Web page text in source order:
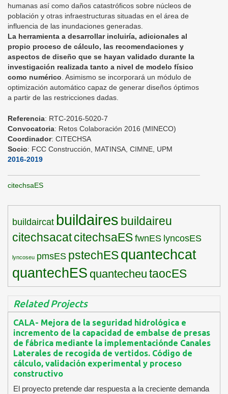
humanas así como daños catastróficos sobre núcleos de
población y otras infraestructuras situadas en el área de
influencia de las inundaciones generadas.
La herramienta a desarrollar incluiría, adicionales al
propio proceso de cálculo, las recomendaciones y
aspectos de diseño que se hayan validado durante la
investigación realizada tanto a nivel de modelo físico
como numérico . Asimismo se incorporará un módulo de
optimización automático capaz de generar diseños óptimos
a partir de las restricciones dadas.
Referencia: RTC-2016-5020-7
Convocatoria: Retos Colaboración 2016 (MINECO)
Coordinador: CITECHSA
Socio: FCC Construcción, MATINSA, CIMNE, UPM
2016-2019
citechsaES
buildaircat buildaires buildaireu
citechsacatcitechsaES fwnES lyncosES
lyncoseu pmsES pstechESquantechcat
quantechES quantecheu taocES
Related Projects
CALA- Mejora de la seguridad hidrológica e
incremento de la capacidad de embalse de presas
de fábrica mediante la implementaciónde Canales
Laterales de recogida de vertidos. Código de
cálculo, validación experimental y proceso
constructivo
El proyecto pretende dar respuesta a la creciente demanda